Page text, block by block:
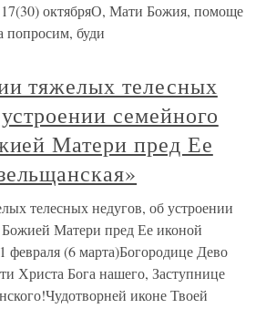
17(30) октябряО, Мати Божия, помоще
попросим, буди
тяжелых телесных
семейного
Матери пред Ее
телесных недугов, об устроении
Божией Матери пред Ее иконой
февраля (6 марта)Богородице Дево
Христа Бога нашего, Заступнице
иконе Твоей